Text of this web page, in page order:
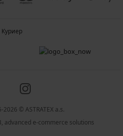
Куриер
© ASTRATEX a.s.
advanced e-commerce solutions